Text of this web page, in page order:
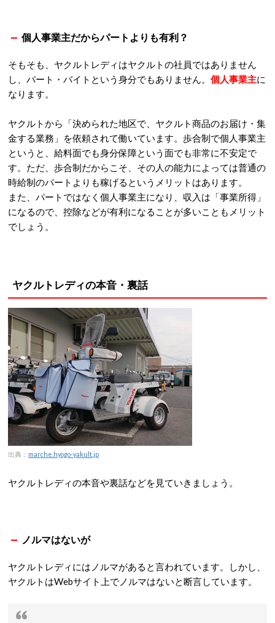
個人事業主だからパートよりも有利？
そもそも、ヤクルトレディはヤクルトの社員ではありません
し、パート・バイトという身分でもありません。 個人事業主に
なります。
ヤクルトから「決められた地区で、ヤクルト商品のお届け・集
金する業務」を依頼されて働いています。歩合制で個人事業主
というと、給料面でも身分保障という面でも非常に不安定で
す。ただ、歩合制だからこそ、その人の能力によっては普通の
時給制のパートよりも稼げるというメリットはあります。
また、パートではなく個人事業主になり、収入は「事業所得」
になるので、控除などが有利になることが多いこともメリット
でしょう。
ヤクルトレディの本音・裏話
出典： marche.hyogo-yakult.jp
ヤクルトレディの本音や裏話などを見ていきましょう。
ノルマはないが
ヤクルトレディにはノルマがあると言われています。しかし、
ヤクルトはWebサイト上でノルマはないと断言しています。